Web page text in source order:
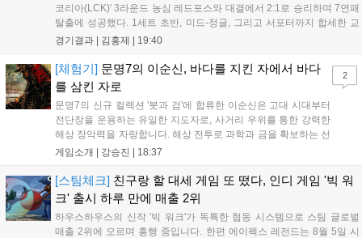
코리아(LCK)' 3라운드 농심 레드포스와 대결에서 2:1로 승리하며 7연패
탈출에 성공했다. 1세트 초반, 미드-정글, 그리고 서포터까지 합세한 교
전에서 서로 2킬씩 교환한 뒤 서로 팽팽한 상황이 이어졌다. 그리고 20
경기결과 | 김홍제 19:40
[체험기] 문명7의 이순신, 바다를 지킨 자에서 바다
를 삼킨 자로
문명7의 신규 컬렉션 '붓과 검'에 합류한 이순신은 고대 시대부터
전단장을 운용하는 유일한 지도자로, 사거리 우위를 통한 강력한
해상 장악력을 자랑합니다. 해상 전투로 과학과 금을 확보하는 선
제적 공격 전술이 핵심이며, 카르타고나 촐라 문명과 조합 시 압
로 해안을 초토화할 수 있습니다. 이순신은 지상전 중심의 도요토
미 히데요시와 대비되는 해상 군신으로서 전략적 재미를 극대화
합니다....
게임소개 | 강승진 18:37
2
[스팀체크] 친구랑 할 대세 게임 또 떴다, 인디 게임 '빅 워
크' 출시 하루 만에 매출 2위
하우스하우스의 신작 '빅 워크'가 독특한 협동 시스템으로 스팀 글로벌
매출 2위에 오르며 흥행 중입니다. 한편 에이펙스 레전드는 8월 5일 시